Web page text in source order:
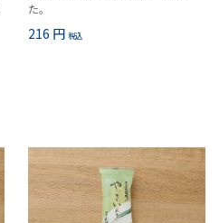
た。
216 円 税込